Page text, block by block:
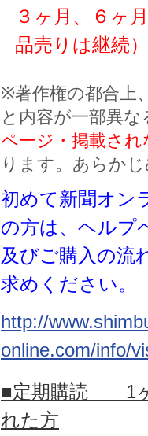
３ヶ月、６ヶ
品売りは継続）
※著作権の都合上
と内容が一部異な
ページ・掲載され
ります。あらか
初めて新聞オン
の方は、ヘルプ
及びご購入の流
求めください。
http://
online.com/info/
■定期購読 1ヶ
れた方